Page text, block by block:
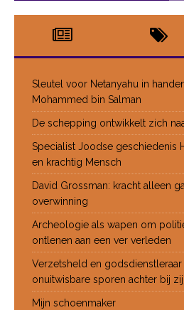
Sleutel voor Netanyahu in
Mohammed bin Salman
De schepping ontwikkelt zich
Specialist Joodse geschiedenis
en krachtig Mensch
David Grossman: kracht alleen
overwinning
Archeologie als wapen om
ontlenen aan een ver verleden
Verzetsheld en
onuitwisbare sporen achter bij
Mijn schoenmaker